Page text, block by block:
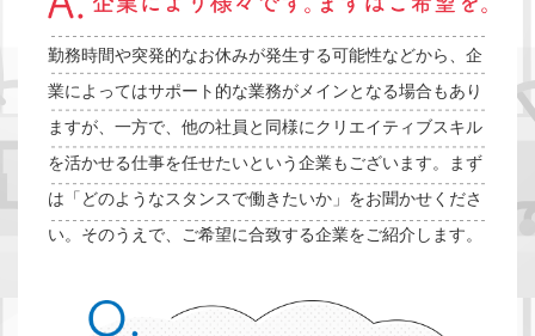
勤務時間や突発的なお休みが発生する可能性などから、企
業によってはサポート的な業務がメインとなる場合もあり
ますが、一方で、他の社員と同様にクリエイティブスキル
を活かせる仕事を任せたいという企業もございます。まず
は「どのようなスタンスで働きたいか」をお聞かせくださ
い。そのうえで、ご希望に合致する企業をご紹介します。